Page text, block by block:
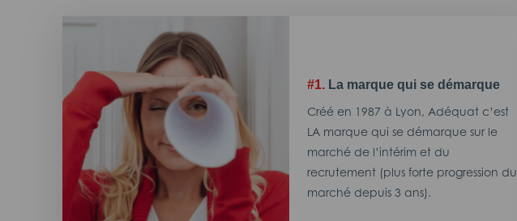
#1. La marque qui se démarque
Créé en 1987 à Lyon, Adéquat c’est
LA marque qui se démarque sur le
marché de l’intérim et du
recrutement (plus forte progression du
marché depuis 3 ans).